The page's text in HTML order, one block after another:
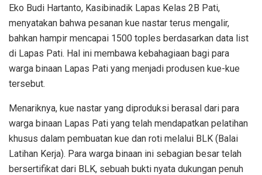
Eko Budi Hartanto, Kasibinadik Lapas Kelas 2B Pati,
menyatakan bahwa pesanan kue nastar terus mengalir,
bahkan hampir mencapai 1500 toples berdasarkan data list
di Lapas Pati. Hal ini membawa kebahagiaan bagi para
warga binaan Lapas Pati yang menjadi produsen kue-kue
tersebut.
Menariknya, kue nastar yang diproduksi berasal dari para
warga binaan Lapas Pati yang telah mendapatkan pelatihan
khusus dalam pembuatan kue dan roti melalui BLK (Balai
Latihan Kerja). Para warga binaan ini sebagian besar telah
bersertifikat dari BLK, sebuah bukti nyata dukungan penuh